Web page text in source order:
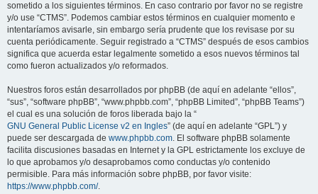
sometido a los siguientes términos. En caso contrario por favor no se registre
y/o use “CTMS”. Podemos cambiar estos términos en cualquier momento e
intentaríamos avisarle, sin embargo sería prudente que los revisase por su
cuenta periódicamente. Seguir registrado a “CTMS” después de esos cambios
significa que acuerda estar legalmente sometido a esos nuevos términos tal
como fueron actualizados y/o reformados.
Nuestros foros están desarrollados por phpBB (de aquí en adelante “ellos”,
“sus”, “software phpBB”, “www.phpbb.com”, “phpBB Limited”, “phpBB Teams”)
el cual es una solución de foros liberada bajo la “
GNU General Public License v2 en Ingles” (de aquí en adelante “GPL”) y
puede ser descargada de www.phpbb.com. El software phpBB solamente
facilita discusiones basadas en Internet y la GPL estrictamente los excluye de
lo que aprobamos y/o desaprobamos como conductas y/o contenido
permisible. Para más información sobre phpBB, por favor visite:
https://www.phpbb.com/.